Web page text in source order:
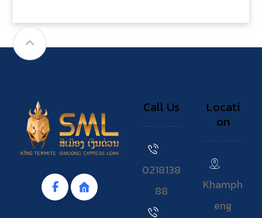
Call Us
0218138
88
Locati
on
Khamph
eng